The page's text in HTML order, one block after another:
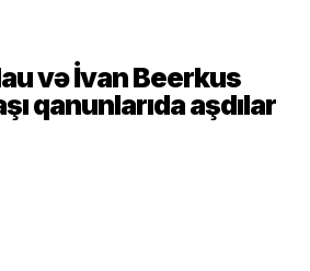
və İvan Beerkus
qanunlarıda aşdılar